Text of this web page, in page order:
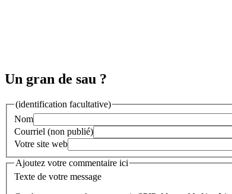
Un gran de sau ?
(identification facultative)
Nom
Courriel (non publié)
Votre site web
Ajoutez votre commentaire ici
Texte de votre message